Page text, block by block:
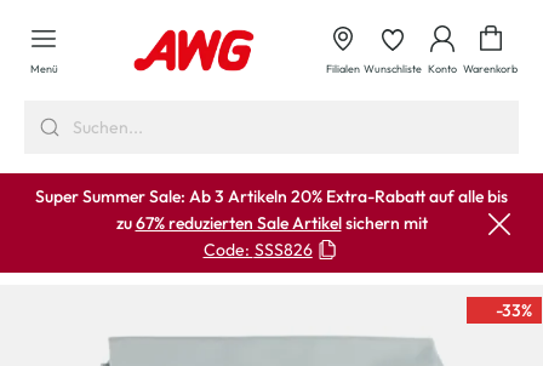
springen
Menü Filialen Wunschliste Konto Warenkorb
Super Summer Sale: Ab 3 Artikeln 20% Extra-Rabatt auf alle bis
zu67% reduzierten Sale Artikelsichern mit
Code: SSS826
-33%